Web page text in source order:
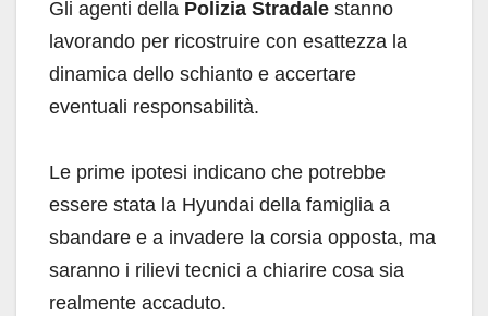
Gli agenti della Polizia Stradale stanno
lavorando per ricostruire con esattezza la
dinamica dello schianto e accertare
eventuali responsabilità.
Le prime ipotesi indicano che potrebbe
essere stata la Hyundai della famiglia a
sbandare e a invadere la corsia opposta, ma
saranno i rilievi tecnici a chiarire cosa sia
realmente accaduto.